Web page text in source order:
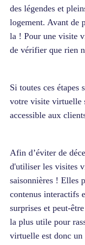
des légendes et
logement. Avant de
la ! Pour une visite
de vérifier que rien
Si toutes ces étapes
votre visite virtuelle
accessible aux
Afin d’éviter de
d'utiliser les visites
saisonnières ! Elles
contenus interactifs
surprises et peut-
la plus utile pour
virtuelle est donc un